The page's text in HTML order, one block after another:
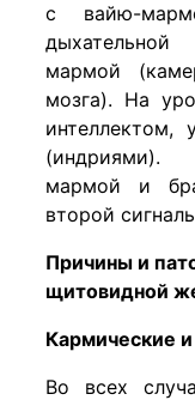
с вайю-
мармой
мозга). На
мармой и
второй
Причины и
щитовидной
Кармические
Во всех